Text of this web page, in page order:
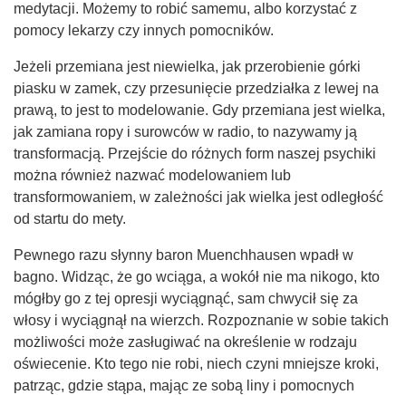
medytacji. Możemy to robić samemu, albo korzystać z
pomocy lekarzy czy innych pomocników.
Jeżeli przemiana jest niewielka, jak przerobienie górki
piasku w zamek, czy przesunięcie przedziałka z lewej na
prawą, to jest to modelowanie. Gdy przemiana jest wielka,
jak zamiana ropy i surowców w radio, to nazywamy ją
transformacją. Przejście do różnych form naszej psychiki
można również nazwać modelowaniem lub
transformowaniem, w zależności jak wielka jest odległość
od startu do mety.
Pewnego razu słynny baron Muenchhausen wpadł w
bagno. Widząc, że go wciąga, a wokół nie ma nikogo, kto
mógłby go z tej opresji wyciągnąć, sam chwycił się za
włosy i wyciągnął na wierzch. Rozpoznanie w sobie takich
możliwości może zasługiwać na określenie w rodzaju
oświecenie. Kto tego nie robi, niech czyni mniejsze kroki,
patrząc, gdzie stąpa, mając ze sobą liny i pomocnych